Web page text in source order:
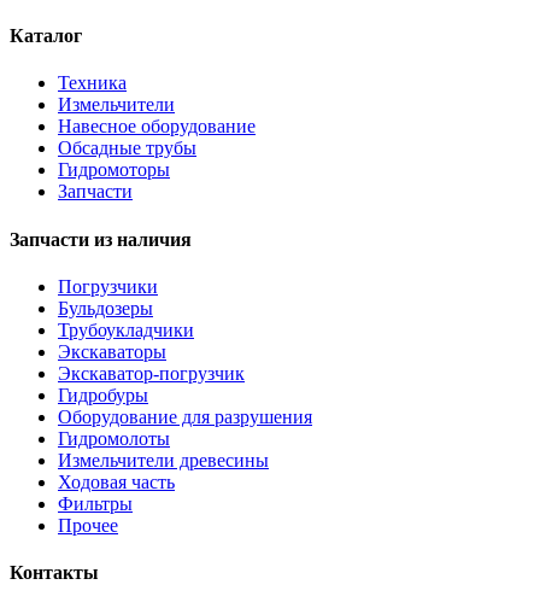
Каталог
Техника
Измельчители
Навесное оборудование
Обсадные трубы
Гидромоторы
Запчасти
Запчасти из наличия
Погрузчики
Бульдозеры
Трубоукладчики
Экскаваторы
Экскаватор-погрузчик
Гидробуры
Оборудование для разрушения
Гидромолоты
Измельчители древесины
Ходовая часть
Фильтры
Прочее
Контакты